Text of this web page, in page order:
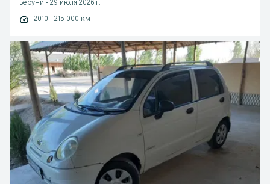
Беруни - 29 июля 2026 г.
2010 - 215 000 км